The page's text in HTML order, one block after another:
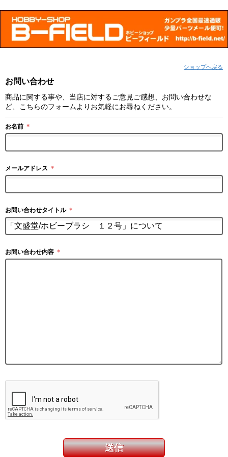
ショップへ戻る
お問い合わせ
商品に関する事や、当店に対するご意見ご感想、お問い合わせな
ど、こちらのフォームよりお気軽にお尋ねください。
お名前 ＊
メールアドレス ＊
お問い合わせタイトル ＊
お問い合わせ内容 ＊